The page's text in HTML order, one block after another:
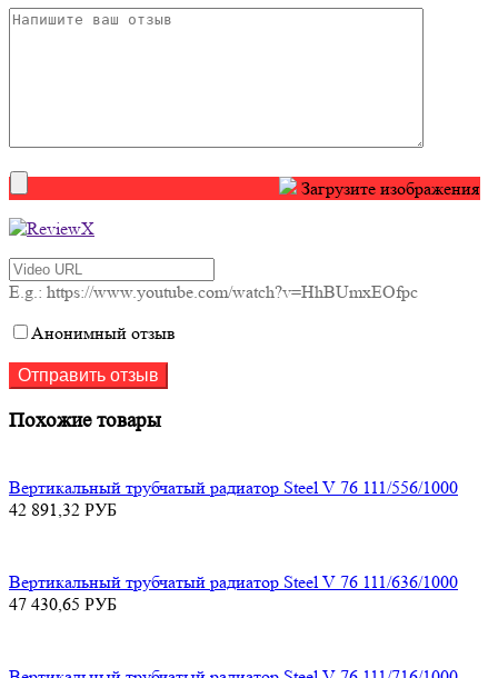
Загрузите изображения
E.g.: https://www.youtube.com/watch?v=HhBUmxEOfpc
Анонимный отзыв
Похожие товары
Вертикальный трубчатый радиатор Steel V 76 111/556/1000
42 891,32 РУБ
Вертикальный трубчатый радиатор Steel V 76 111/636/1000
47 430,65 РУБ